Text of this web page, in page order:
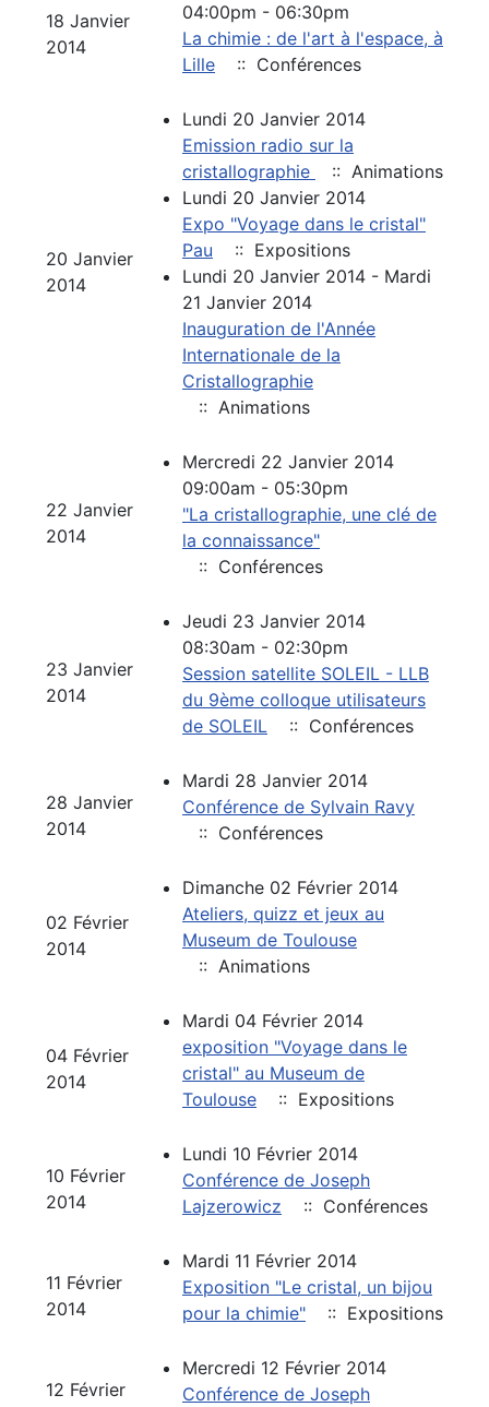
18 Janvier
2014
04:00pm - 06:30pm
La chimie : de l'art à l'espace, à
Lille
:: Conférences
20 Janvier
2014
Lundi 20 Janvier 2014
Emission radio sur la
cristallographie
:: Animations
Lundi 20 Janvier 2014
Expo "Voyage dans le cristal"
Pau
:: Expositions
Lundi 20 Janvier 2014 - Mardi
21 Janvier 2014
Inauguration de l'Année
Internationale de la
Cristallographie
:: Animations
22 Janvier
2014
Mercredi 22 Janvier 2014
09:00am - 05:30pm
"La cristallographie, une clé de
la connaissance"
:: Conférences
23 Janvier
2014
Jeudi 23 Janvier 2014
08:30am - 02:30pm
Session satellite SOLEIL - LLB
du 9ème colloque utilisateurs
de SOLEIL
:: Conférences
28 Janvier
2014
Mardi 28 Janvier 2014
Conférence de Sylvain Ravy
:: Conférences
02 Février
2014
Dimanche 02 Février 2014
Ateliers, quizz et jeux au
Museum de Toulouse
:: Animations
04 Février
2014
Mardi 04 Février 2014
exposition "Voyage dans le
cristal" au Museum de
Toulouse
:: Expositions
10 Février
2014
Lundi 10 Février 2014
Conférence de Joseph
Lajzerowicz
:: Conférences
11 Février
2014
Mardi 11 Février 2014
Exposition "Le cristal, un bijou
pour la chimie"
:: Expositions
12 Février
Mercredi 12 Février 2014
Conférence de Joseph